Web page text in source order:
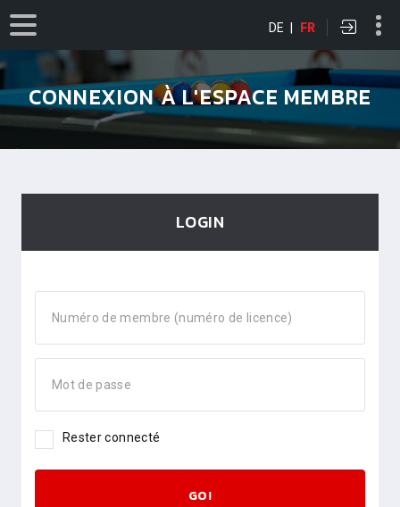
DE | FR
CONNEXION À L'ESPACE MEMBRE
LOGIN
Numéro de membre (numéro de licence)
Mot de passe
Rester connecté
GO!